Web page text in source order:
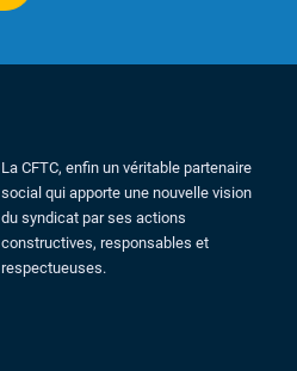
La CFTC, enfin un véritable partenaire
social qui apporte une nouvelle vision
du syndicat par ses actions
constructives, responsables et
respectueuses.